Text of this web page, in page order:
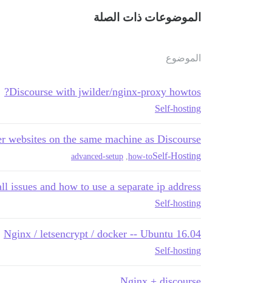
الموضوعات ذات الصلة
الموضوع
Discourse with jwilder/nginx-proxy howtos?
Self-hosting
websites on the same machine as Discourse
Self-Hosting
how-to
advanced-setup
issues and how to use a separate ip address?
Self-hosting
Nginx / letsencrypt / docker -- Ubuntu 16.04
Self-hosting